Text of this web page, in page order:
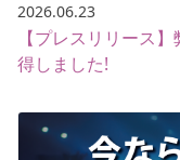
2026.06.23
【プレスリリース
得しました!